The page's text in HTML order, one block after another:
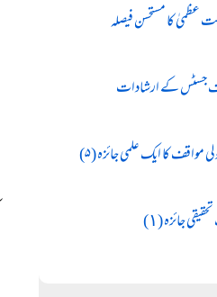
کا مستحسن فیصلہ
جسٹس کے ارشادات
مواقف کا ایک علمی جائزہ (۵)
جائزہ (١)